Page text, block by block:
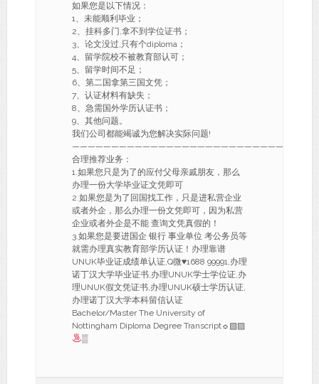
如果您是以下情况：
1、未能顺利毕业；
2、挂科多门,拿不到学位证书；
3、论文没过,只有个diploma；
4、留学院校不被教育部认可；
5、留学时间不足；
6、第二国拿第三国文凭；
7、认证材料有缺失；
8、急需国外学历认证书；
9、其他问题。
我们公司都能竭诚为您解决实际问题!
———————————————————————————-
合理推荐业务：
1.如果您只是为了的应付父母亲戚朋友，那么
办理一份大学毕业证文凭即可
2.如果您是为了回国找工作，只是进私营企业
或者外企，那么办理一份文凭即可，因为私营
企业或者外企是不能 查询文凭真假的！
3.如果您是要进国企 银行 事业单位 考公务员等
就需办理真实教育部学历认证！办理靠谱
UNUK毕业证成绩单认证,Q微♥1688 99991,办理
诺丁汉大学毕业证书,办理UNUK学士学位证,办
理UNUK假文凭证书,办理UNUK硕士学历认证,
办理诺丁汉大学本科留信认证
Bachelor/Master The University of
Nottingham Diploma Degree Transcript☼▧▨
▒